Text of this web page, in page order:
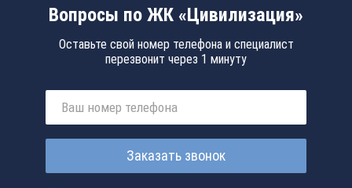
Вопросы по ЖК «Цивилизация»
Оставьте свой номер телефона и специалист
перезвонит через 1 минуту
Заказать звонок